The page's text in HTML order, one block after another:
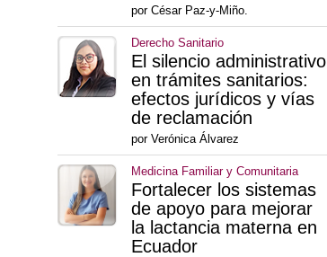
por César Paz-y-Miño.
Derecho Sanitario
El silencio administrativo
en trámites sanitarios:
efectos jurídicos y vías
de reclamación
por Verónica Álvarez
Medicina Familiar y Comunitaria
Fortalecer los sistemas
de apoyo para mejorar
la lactancia materna en
Ecuador